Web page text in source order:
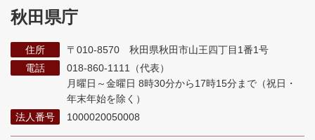
秋田県庁
住所
〒010-8570 秋田県秋田市山王四丁目1番1号
電話
018-860-1111（代表）
月曜日～金曜日 8時30分から17時15分まで （祝日・
年末年始を除く）
法人番号
1000020050008